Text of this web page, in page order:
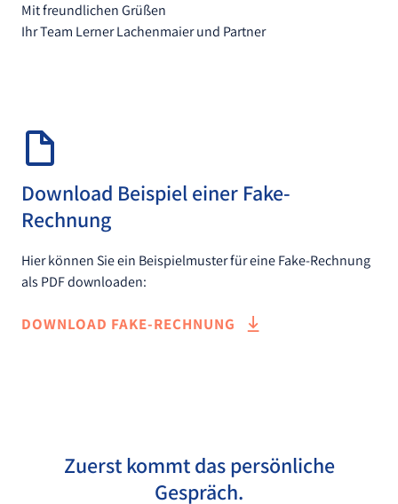
Mit freundlichen Grüßen
Ihr Team Lerner Lachenmaier und Partner
Download Beispiel einer Fake-
Rechnung
Hier können Sie ein Beispielmuster für eine Fake-Rechnung
als PDF downloaden:
DOWNLOAD FAKE-RECHNUNG
Zuerst kommt das persönliche
Gespräch.